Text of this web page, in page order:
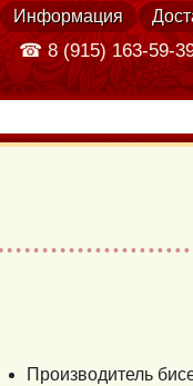
Информация
☎ 8 (915) 163-59-
Производитель